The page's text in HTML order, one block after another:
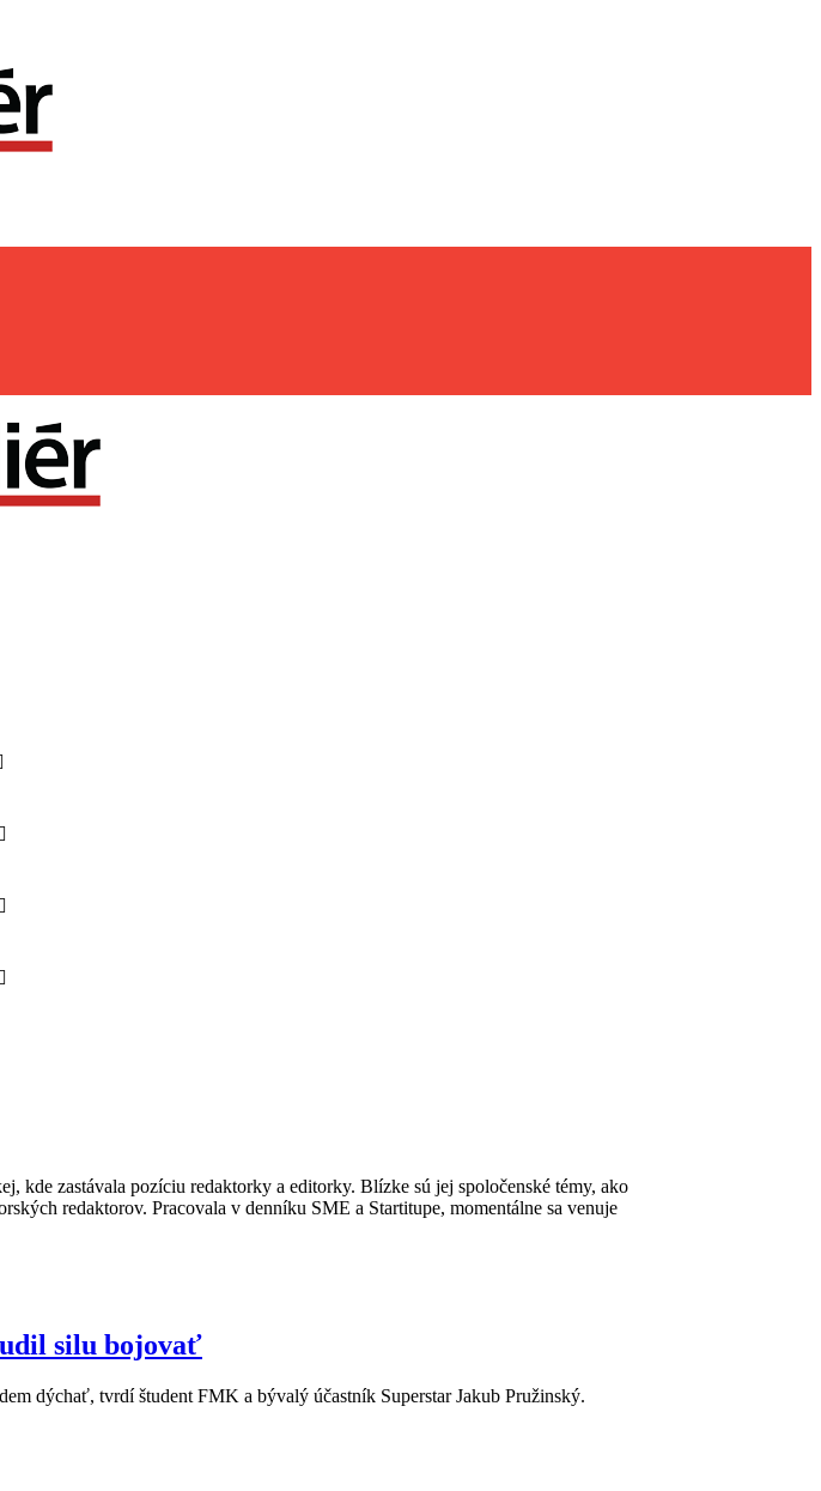
kde zastávala pozíciu redaktorky a editorky. Blízke sú jej spoločenské témy, ako
redaktorov. Pracovala v denníku SME a Startitupe, momentálne sa venuje
silu bojovať
dýchať, tvrdí študent FMK a bývalý účastník Superstar Jakub Pružinský.